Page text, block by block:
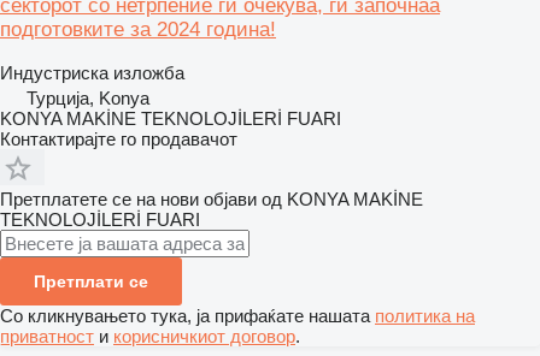
секторот со нетрпение ги очекува, ги започнаа
подготовките за 2024 година!
Индустриска изложба
Турција, Konya
KONYA MAKİNE TEKNOLOJİLERİ FUARI
Контактирајте го продавачот
Претплатете се на нови објави од KONYA MAKİNE
TEKNOLOJİLERİ FUARI
Претплати се
Со кликнувањето тука, ја прифаќате нашата политика на
приватност и корисничкиот договор.